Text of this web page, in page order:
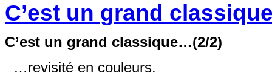
C’est un grand
C’est un grand classique…(2/2)
…revisité en couleurs.